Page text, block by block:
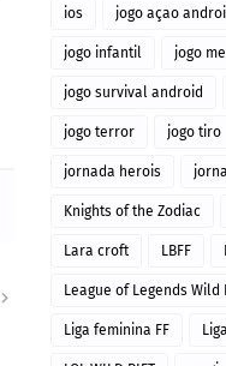
ios jogo açao
jogo infantil jogo
jogo survival android
jogo terror jogo tiro
jornada herois
Knights of the Zodiac
Lara croft LBFF
League of Legends Wild
Liga feminina FF